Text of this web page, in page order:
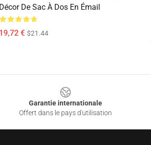
Décor De Sac À Dos En Émail
19,72 € $21.44
Garantie internationale
Offert dans le pays d'utilisation